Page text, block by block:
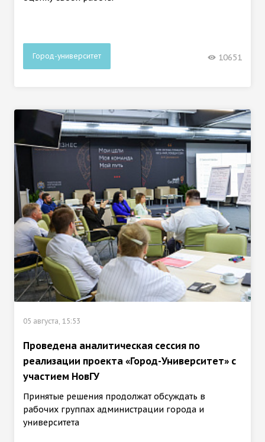
Город-университет 10651
05 августа, 15:53
Проведена аналитическая сессия по
реализации проекта «Город-Университет» с
участием НовГУ
Принятые решения продолжат обсуждать в
рабочих группах администрации города и
университета